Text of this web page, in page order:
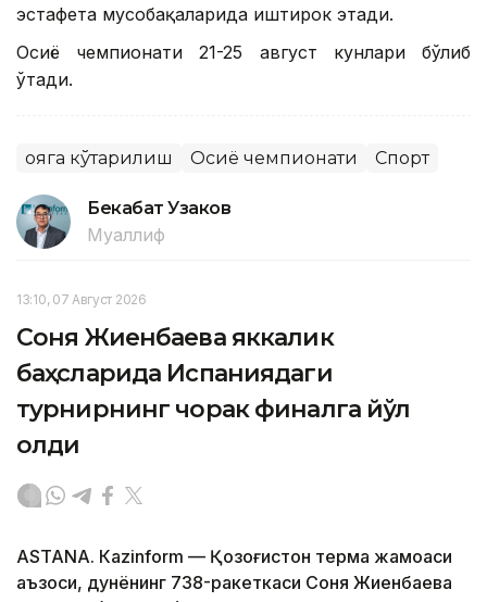
эстафета мусобақаларида иштирок этади.
Осиё чемпионати 21-25 август кунлари бўлиб
ўтади.
Қояга кўтарилиш Осиё чемпионати Спорт
Бекабат Узаков
Муаллиф
13:10, 07 Август 2026
Соня Жиенбаева яккалик
баҳсларида Испаниядаги
турнирнинг чорак финалга йўл
олди
ASTANА. Кazinform — Қозоғистон терма жамоаси
аъзоси, дунёнинг 738-ракеткаси Соня Жиенбаева